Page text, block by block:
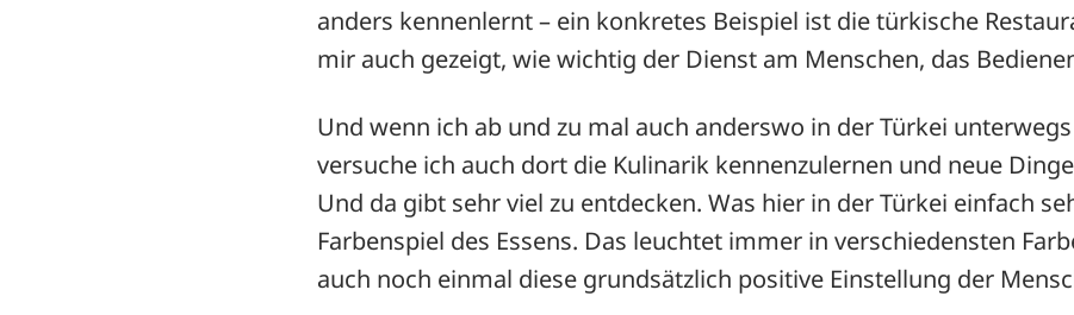
anders kennenlernt – ein konkretes Beispiel ist die türkische
mir auch gezeigt, wie wichtig der Dienst am Menschen, das
Und wenn ich ab und zu mal auch anderswo in der Türkei
versuche ich auch dort die Kulinarik kennenzulernen und neue
Und da gibt sehr viel zu entdecken. Was hier in der Türkei einfach
Farbenspiel des Essens. Das leuchtet immer in verschiedensten
auch noch einmal diese grundsätzlich positive Einstellung der